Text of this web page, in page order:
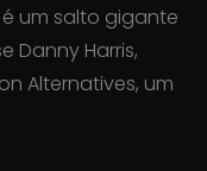
um salto gigante
Danny Harris,
Alternatives, um